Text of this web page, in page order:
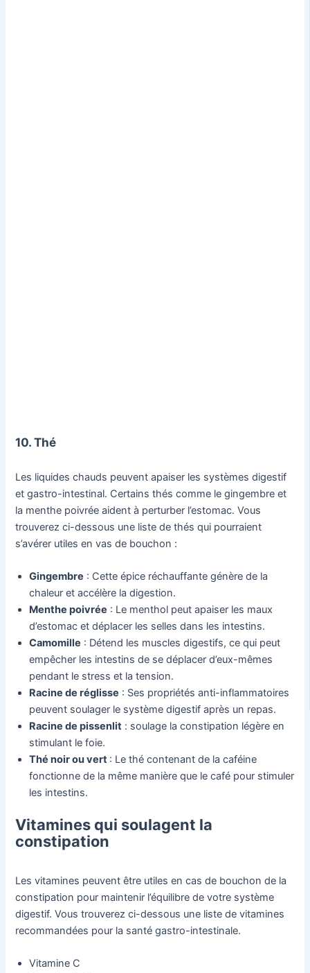
10. Thé
Les liquides chauds peuvent apaiser les systèmes digestif
et gastro-intestinal. Certains thés comme le gingembre et
la menthe poivrée aident à perturber l’estomac. Vous
trouverez ci-dessous une liste de thés qui pourraient
s’avérer utiles en vas de bouchon :
Gingembre : Cette épice réchauffante génère de la
chaleur et accélère la digestion.
Menthe poivrée : Le menthol peut apaiser les maux
d’estomac et déplacer les selles dans les intestins.
Camomille : Détend les muscles digestifs, ce qui peut
empêcher les intestins de se déplacer d’eux-mêmes
pendant le stress et la tension.
Racine de réglisse : Ses propriétés anti-inflammatoires
peuvent soulager le système digestif après un repas.
Racine de pissenlit : soulage la constipation légère en
stimulant le foie.
Thé noir ou vert : Le thé contenant de la caféine
fonctionne de la même manière que le café pour stimuler
les intestins.
Vitamines qui soulagent la
constipation
Les vitamines peuvent être utiles en cas de bouchon de la
constipation pour maintenir l’équilibre de votre système
digestif. Vous trouverez ci-dessous une liste de vitamines
recommandées pour la santé gastro-intestinale.
Vitamine C